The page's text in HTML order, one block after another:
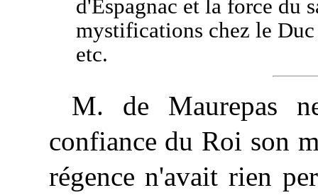
d'Espagnac et la force du
mystifications chez le
etc.
M. de Maurepas
confiance du Roi son
régence n'avait rien